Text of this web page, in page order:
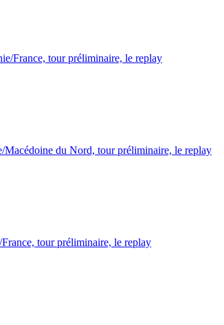
France, tour préliminaire, le replay
du Nord, tour préliminaire, le replay
tour préliminaire, le replay